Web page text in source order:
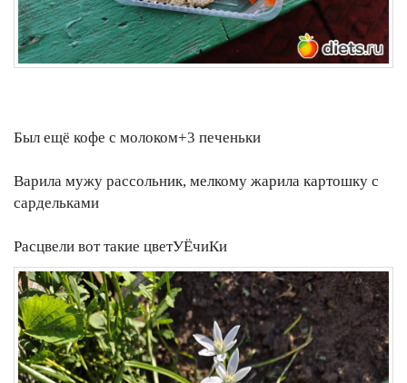
Был ещё кофе с молоком+3 печеньки
Варила мужу рассольник, мелкому жарила картошку с
сардельками
Расцвели вот такие цветУЁчиКи